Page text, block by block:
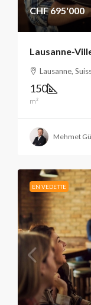
CHF 695'000
Lausanne-
Lausanne,
150
m²
Mehmet
EN VEDETTE